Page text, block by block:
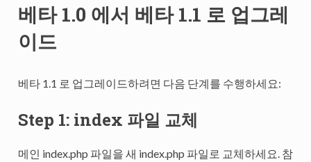
베타 1.0 에서 베타 1.1 로 업그레
이드
베타 1.1 로 업그레이드하려면 다음 단계를 수행하세요:
Step 1: index 파일 교체
메인 index.php 파일을 새 index.php 파일로 교체하세요. 참